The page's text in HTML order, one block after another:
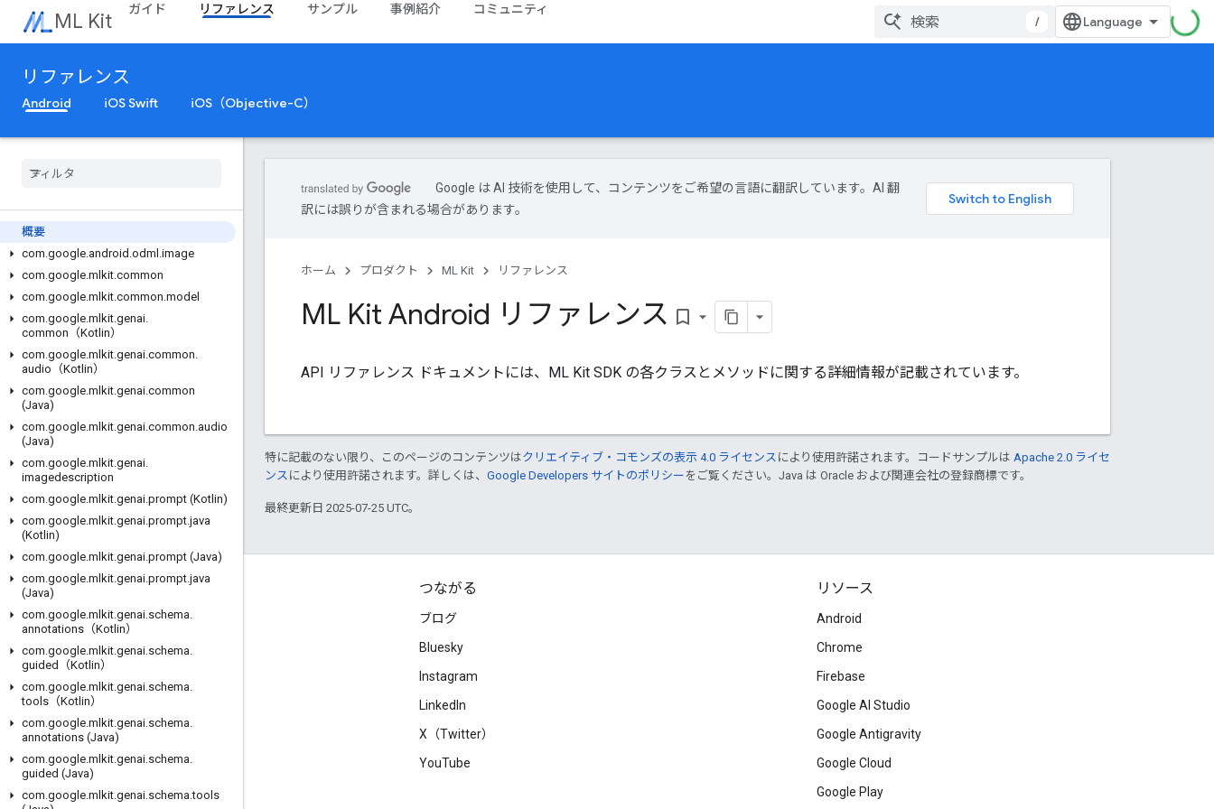
ML Kit ガイド リファレンス サンプル 事例紹介 コミュニティ
/
リファレンス
Android iOS Swift iOS（Objective-C）
概要
com.google.android .odml .image
com.google.mlkit.common
com.google.mlkit.common.model
com.google.mlkit.genai.
common（Kotlin）
com.google.mlkit.genai.common.
audio（Kotlin）
com.google.mlkit.genai.common
(Java)
com.google.mlkit.genai.common.audio
(Java)
com.google.mlkit.genai.
imagedescription
com.google.mlkit.genai.prompt (Kotlin)
com.google.mlkit.genai.prompt.java
(Kotlin)
com.google.mlkit.genai.prompt (Java)
com.google.mlkit.genai.prompt.java
(Java)
com.google.mlkit.genai.schema.
annotations（Kotlin）
com.google.mlkit.genai.schema.
guided（Kotlin）
com.google.mlkit.genai.schema.
tools（Kotlin）
com.google.mlkit.genai.schema.
annotations (Java)
com.google.mlkit.genai.schema.
guided (Java)
com.google.mlkit.genai.schema.tools
Google は AI 技術を使用して、コンテンツをご希望の言語に翻訳しています。AI 翻
訳には誤りが含まれる場合があります。
ホーム プロダクト ML Kit リファレンス
ML Kit Android リファレンス bookmark_border
API リファレンス ドキュメントには、ML Kit SDK の各クラスとメソッドに関する詳細情報が記載されています。
特に記載のない限り、このページのコンテンツはクリエイティブ・コモンズの表示 4.0 ライセンス により使用許諾されます。コードサンプルは Apache 2.0 ライセ
ンス により使用許諾されます。詳しくは、 Google Developers サイトのポリシー をご覧ください。Java は Oracle および関連会社の登録商標です。
最終更新日 2025-07-25 UTC。
つながる
Google Developer Program
Google Developer Groups
Google Developer Experts
Accelerators
Google Cloud & NVIDIA
つながる
ブログ
Bluesky
Instagram
LinkedIn
X（Twitter）
YouTube
リソース
Android
Chrome
Firebase
Google AI Studio
Google Antigravity
Google Cloud
Google Play